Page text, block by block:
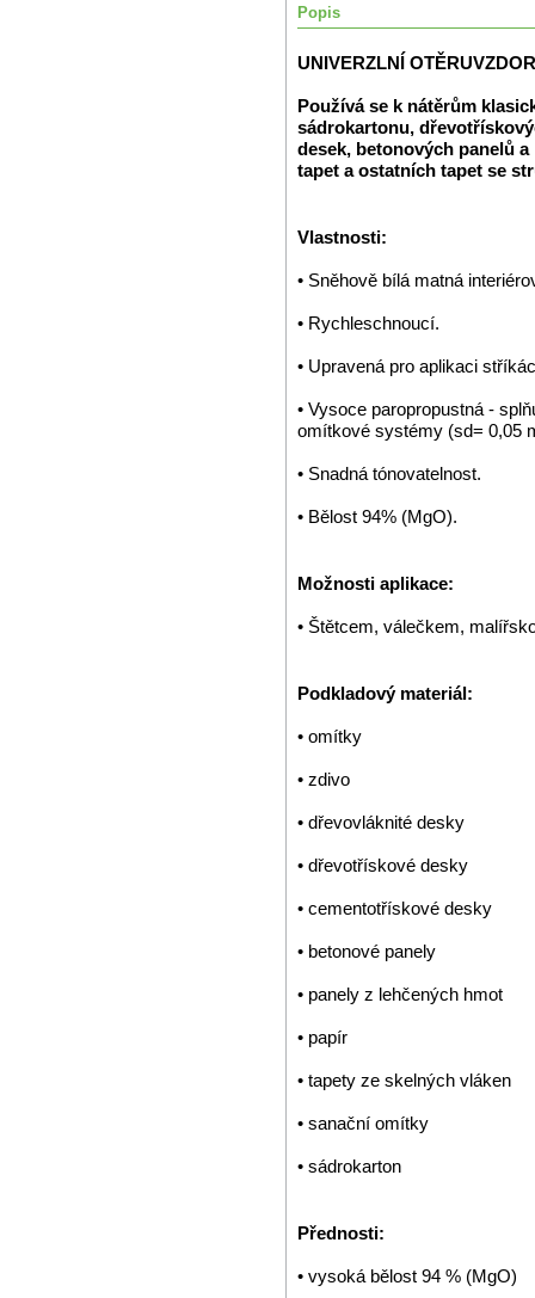
Popis
UNIVERZLNÍ
Používá se k nátěrům
sádrokartonu,
desek, betonových panelů
tapet a ostatních tapet se
Vlastnosti:
• Sněhově bílá matná
• Rychleschnoucí.
• Upravená pro aplikaci
• Vysoce paropropustná -
omítkové systémy (sd= 0,05
• Snadná tónovatelnost.
• Bělost 94% (MgO).
Možnosti aplikace:
• Štětcem, válečkem,
Podkladový materiál:
• omítky
• zdivo
• dřevovláknité desky
• dřevotřískové desky
• cementotřískové desky
• betonové panely
• panely z lehčených hmot
• papír
• tapety ze skelných vláken
• sanační omítky
• sádrokarton
Přednosti:
• vysoká bělost 94 % (MgO)